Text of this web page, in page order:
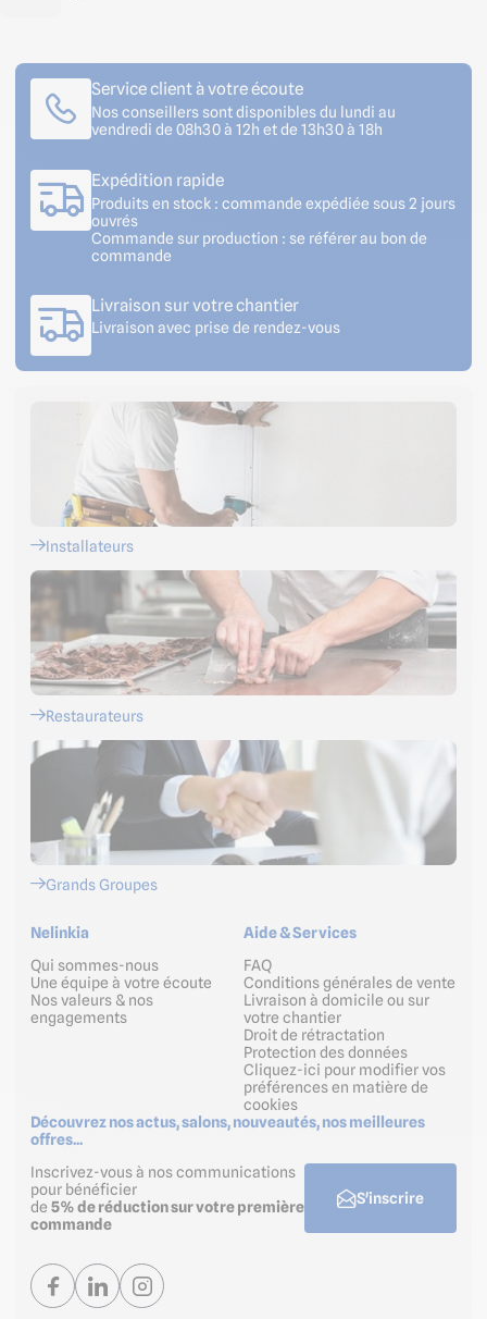
Service client à votre écoute
Nos conseillers sont disponibles du lundi au
vendredi de 08h30 à 12h et de 13h30 à 18h
Expédition rapide
Produits en stock : commande expédiée sous 2 jours
ouvrés
Commande sur production : se référer au bon de
commande
Livraison sur votre chantier
Livraison avec prise de rendez-vous
Installateurs
Restaurateurs
Grands Groupes
Nelinkia
Qui sommes-nous
Une équipe à votre écoute
Nos valeurs & nos
engagements
Aide & Services
FAQ
Conditions générales de vente
Livraison à domicile ou sur
votre chantier
Droit de rétractation
Protection des données
Cliquez-ici pour modifier vos
préférences en matière de
cookies
Découvrez nos actus, salons, nouveautés, nos meilleures
offres...
Inscrivez-vous à nos communications
pour bénéficier
de 5% de réduction sur votre première
commande
S'inscrire